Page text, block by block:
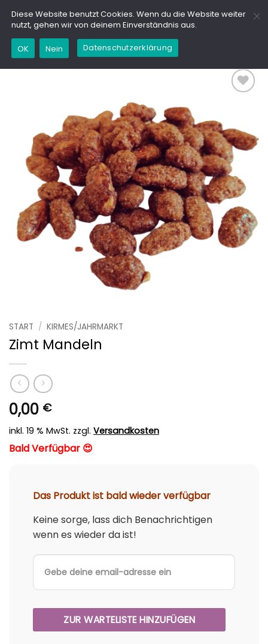
Inhalt
springen
START / KIRMES/JAHRMARKT
Zimt Mandeln
0,00 €
inkl. 19 % MwSt. zzgl. Versandkosten
Bald Verfügbar 😍
Das Produkt ist bald wieder verfügbar
Keine sorge, lass dich Benachrichtigen
wenn es wieder da ist!
Diese Website benutzt Cookies. Wenn du die Website weiter
nutzt, gehen wir von deinem Einverständnis aus.
OK Nein Datenschutzerklärung